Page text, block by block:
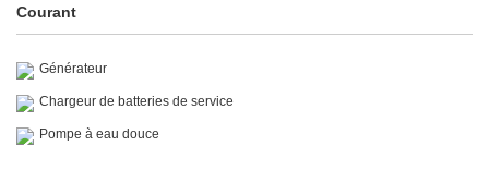
Courant
Générateur
Chargeur de batteries de service
Pompe à eau douce